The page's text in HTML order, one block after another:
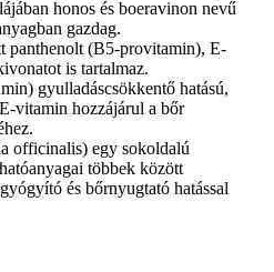
honos és boeravinon nevű
gazdag.
panthenolt (B5-provitamin), E-
is tartalmaz.
gyulladáscsökkentő hatású,
vitamin hozzájárul a bőr
officinalis) egy sokoldalú
többek között
és bőrnyugtató hatással